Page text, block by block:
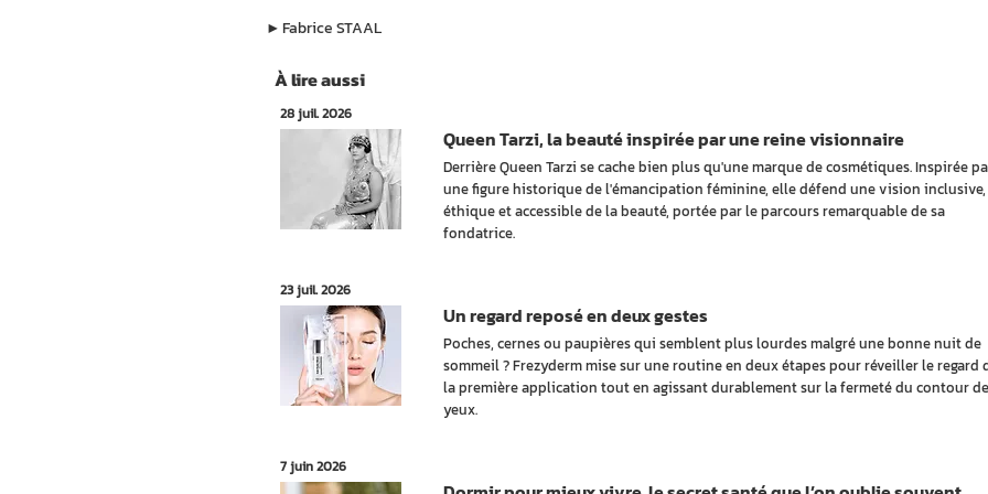
Fabrice STAAL
▶︎
À lire aussi
28 juil. 2026
Derrière Queen Tarzi se cache bien plus qu'une marque de cosmétiques. Inspirée
une figure historique de l'émancipation féminine, elle défend une vision inclusive,
éthique et accessible de la beauté, portée par le parcours remarquable de sa
fondatrice.
Queen Tarzi, la beauté inspirée par une reine visionnaire
23 juil. 2026
Poches, cernes ou paupières qui semblent plus lourdes malgré une bonne nuit de
sommeil ? Frezyderm mise sur une routine en deux étapes pour réveiller le regard
la première application tout en agissant durablement sur la fermeté du contour
yeux.
Un regard reposé en deux gestes
7 juin 2026